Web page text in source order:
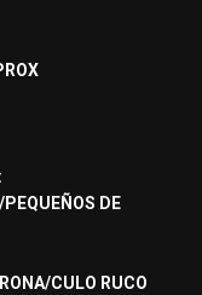
DE
CULO RUCO